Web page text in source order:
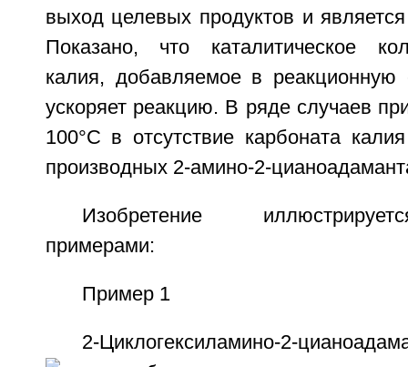
выход целевых продуктов и
Показано, что каталитическое
калия, добавляемое в реакционную
ускоряет реакцию. В ряде случаев
100°С в отсутствие карбоната
производных 2-амино-2-
Изобретение
примерами:
Пример 1
2-Циклогексиламино-2-